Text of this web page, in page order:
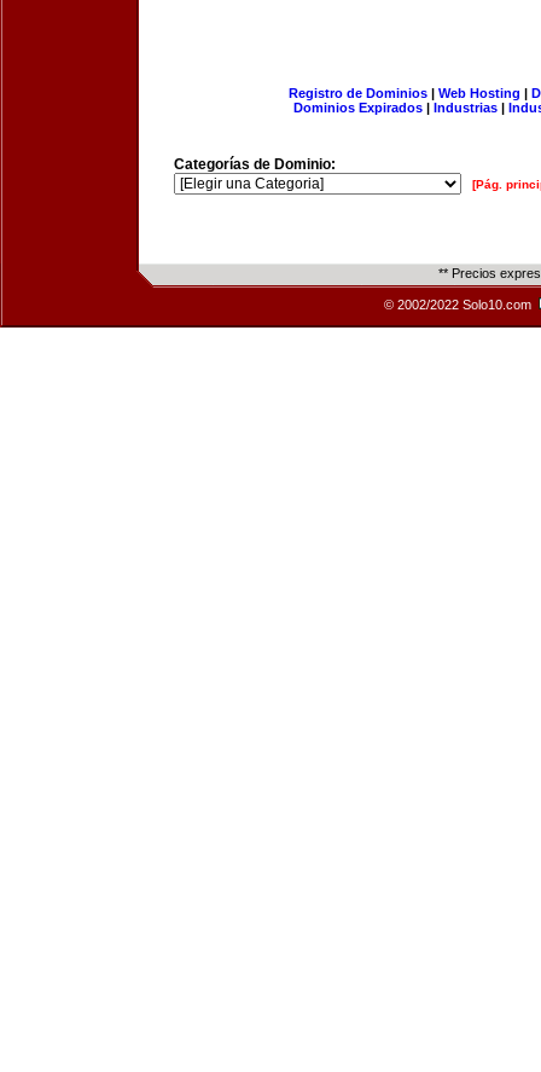
Registro de Dominios| Web Hosting |
Dominios Expirados | Industrias |
Categorías de Dominio:
[Pág.
** Precios
© 2002/2022 Solo10.com